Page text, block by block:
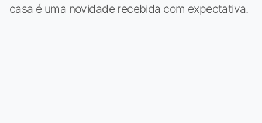
casa é uma novidade recebida com expectativa.